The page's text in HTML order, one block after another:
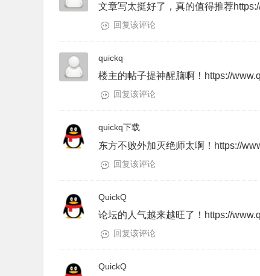
文章写太挺好了，真的值得推荐
回复该评论
quickq
楼主的帖子提神醒脑啊！https://
回复该评论
quickq下载
东方不败外加灭绝师太啊！https://
回复该评论
QuickQ
论坛的人气越来越旺了！https://
回复该评论
QuickQ